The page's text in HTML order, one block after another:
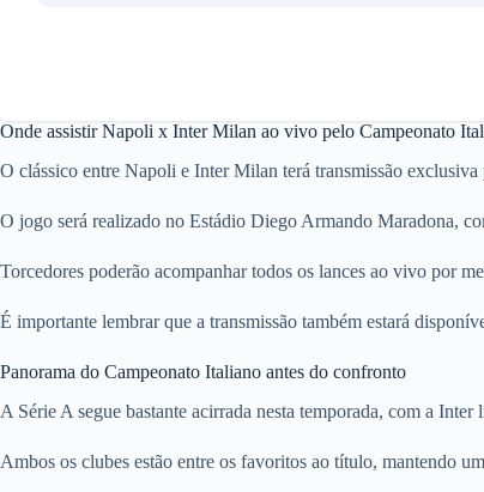
Onde assistir Napoli x Inter Milan ao vivo pelo Campeonato
O clássico entre Napoli e Inter Milan terá transmissão
O jogo será realizado no Estádio Diego Armando Maradona,
Torcedores poderão acompanhar todos os lances ao vivo por
É importante lembrar que a transmissão também estará
Panorama do Campeonato Italiano antes do confronto
A Série A segue bastante acirrada nesta temporada, com a
Ambos os clubes estão entre os favoritos ao título, mantendo